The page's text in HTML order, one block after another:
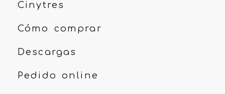
Cinytres
Cómo comprar
Descargas
Pedido online